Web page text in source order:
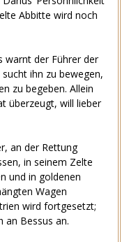
Abbitte wird noch
warnt der Führer der
ihn zu bewegen,
zu begeben. Allein
überzeugt, will lieber
an der Rettung
in seinem Zelte
und in goldenen
Wagen
wird fortgesetzt;
an Bessus an.